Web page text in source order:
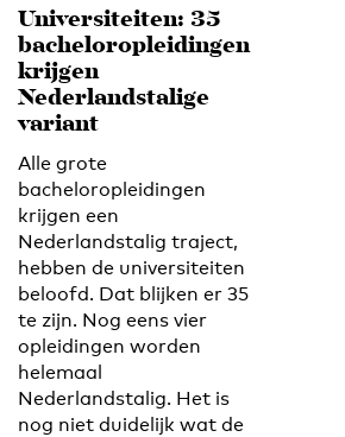
Universiteiten: 35
bacheloropleidingen
krijgen
Nederlandstalige
variant
Alle grote
bacheloropleidingen
krijgen een
Nederlandstalig traject,
hebben de universiteiten
beloofd. Dat blijken er 35
te zijn. Nog eens vier
opleidingen worden
helemaal
Nederlandstalig. Het is
nog niet duidelijk wat de